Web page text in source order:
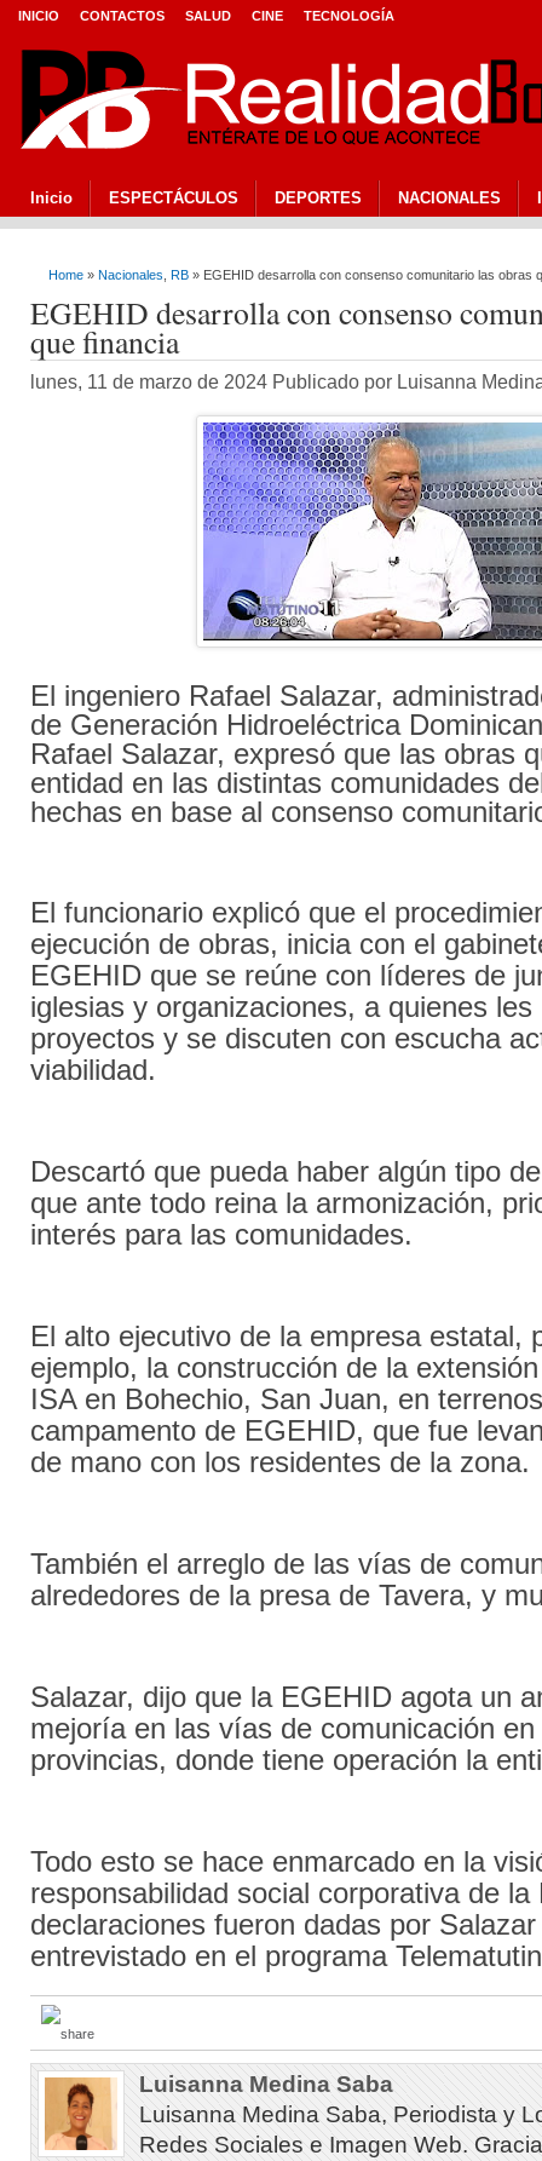
INICIO CONTACTOS SALUD CINE TECNOLOGÍA
Inicio ESPECTÁCULOS DEPORTES NACIONALES
Home » Nacionales RB » EGEHID desarrolla con consenso comunitario las obras
EGEHID desarrolla con consenso
que financia
lunes, 11 de marzo de 2024 Publicado por Luisanna
El ingeniero Rafael Salazar,
de Generación Hidroeléctrica
Rafael Salazar, expresó que las obras
entidad en las distintas comunidades
hechas en base al consenso
El funcionario explicó que el
ejecución de obras, inicia con el
EGEHID que se reúne con líderes de
iglesias y organizaciones, a quienes
proyectos y se discuten con escucha
viabilidad.
Descartó que pueda haber algún tipo
que ante todo reina la armonización,
interés para las comunidades.
El alto ejecutivo de la empresa estatal,
ejemplo, la construcción de la
ISA en Bohechio, San Juan, en
campamento de EGEHID, que fue
de mano con los residentes de la zona.
También el arreglo de las vías de
alrededores de la presa de Tavera, y
Salazar, dijo que la EGEHID agota un
mejoría en las vías de comunicación en
provincias, donde tiene operación la
Todo esto se hace enmarcado en la
responsabilidad social corporativa de
declaraciones fueron dadas por
entrevistado en el programa
Luisanna Medina Saba
Luisanna Medina Saba, Periodista y
Redes Sociales e Imagen Web.